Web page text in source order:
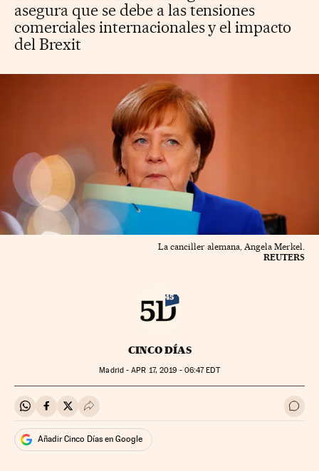
asegura que se debe a las tensiones
comerciales internacionales y el impacto
del Brexit
La canciller alemana, Angela Merkel.
REUTERS
CINCO DÍAS
Madrid -APR 17, 2019 - 06:47EDT
Compartir en Whatsapp
Compartir en Facebook
Compartir en Twitter
Desplegar Redes Sociales Ir a
Añadir Cinco Días en Google